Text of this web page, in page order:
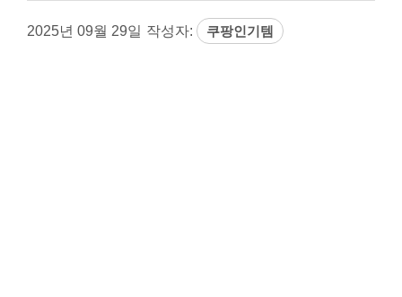
2025년 09월 29일 작성자: 쿠팡인기템